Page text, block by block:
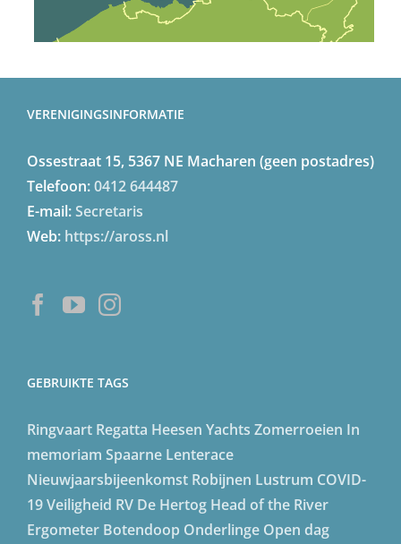
VERENIGINGSINFORMATIE
Ossestraat 15, 5367 NE Macharen (geen postadres)
Telefoon:0412 644487
E-mail:Secretaris
Web: https://aross.nl
GEBRUIKTE TAGS
Ringvaart Regatta Heesen Yachts Zomerroeien In
memoriam Spaarne Lenterace
Nieuwjaarsbijeenkomst Robijnen Lustrum COVID-
19Veiligheid RV De Hertog Head of the River
Ergometer Botendoop Onderlinge Open dag